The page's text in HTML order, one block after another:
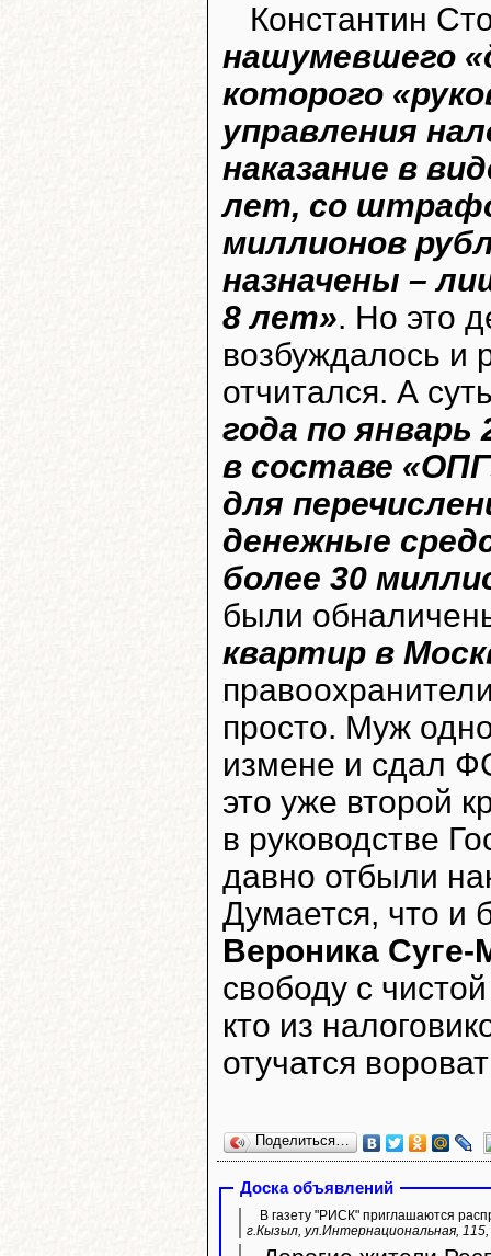
Константин
нашумевшего
которого
управления
наказание в
лет, со
миллионов
назначены –
8 лет». Но это
возбуждалось и
отчитался. А
года по
в составе
для
денежные
более 30
были
квартир в
просто. Муж
измене и сдал
это уже второй
в руководстве
давно отбыли
Думается, что и
Вероника
свободу с
кто из
отучатся
Поделиться…
Доска объявлений
В газету "РИСК" приглашаются
г.Кызыл, ул.Интернациональная,